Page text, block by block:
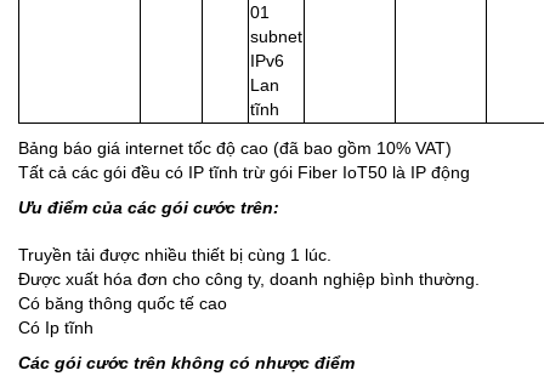
01
subnet
IPv6
Lan
tĩnh
Bảng báo giá internet tốc độ cao (đã bao gồm 10% VAT)
Tất cả các gói đều có IP tĩnh trừ gói Fiber IoT50 là IP động
Ưu điểm của các gói cước trên:
Truyền tải được nhiều thiết bị cùng 1 lúc.
Được xuất hóa đơn cho công ty, doanh nghiệp bình thường.
Có băng thông quốc tế cao
Có Ip tĩnh
Các gói cước trên không có nhược điểm